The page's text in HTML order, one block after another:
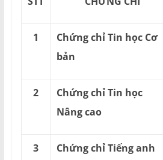
1
Chứng chỉ Tin học Cơ
bản
2
Chứng chỉ Tin học
Nâng cao
3
Chứng chỉ Tiếng anh